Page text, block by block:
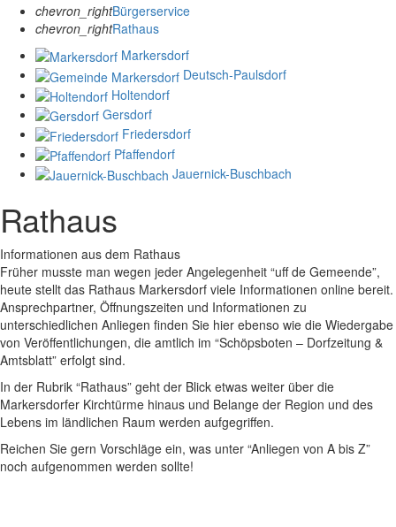
chevron_rightBürgerservice
chevron_rightRathaus
Markersdorf
Deutsch-Paulsdorf
Holtendorf
Gersdorf
Friedersdorf
Pfaffendorf
Jauernick-Buschbach
Rathaus
Informationen aus dem Rathaus
Früher musste man wegen jeder Angelegenheit “uff de Gemeende”,
heute stellt das Rathaus Markersdorf viele Informationen online bereit.
Ansprechpartner, Öffnungszeiten und Informationen zu
unterschiedlichen Anliegen finden Sie hier ebenso wie die Wiedergabe
von Veröffentlichungen, die amtlich im “Schöpsboten – Dorfzeitung &
Amtsblatt” erfolgt sind.
In der Rubrik “Rathaus” geht der Blick etwas weiter über die
Markersdorfer Kirchtürme hinaus und Belange der Region und des
Lebens im ländlichen Raum werden aufgegriffen.
Reichen Sie gern Vorschläge ein, was unter “Anliegen von A bis Z”
noch aufgenommen werden sollte!